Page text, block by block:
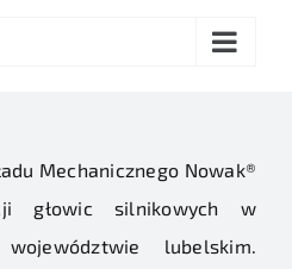
Mechanicznego Nowak®
głowic silnikowych w
lubelskim.